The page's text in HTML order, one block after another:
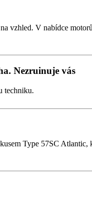
vzhled. V nabídce
Nezruinuje vás
techniku.
Type 57SC